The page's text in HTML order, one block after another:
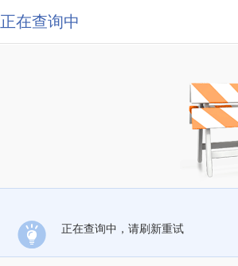
正在查询中
正在查询中，请刷新重试